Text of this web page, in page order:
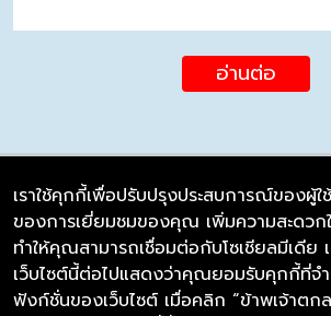
อ่านต่อ
บริษัท ซิมลิงค์ จำกัด
98/226 Bangrakyai-Baanmai Road,
Bangyai, Nonthaburi 11140
เราใช้คุกกี้เพื่อปรับปรุงประสบการณ์ของผู้ใ
ของการเยี่ยมชมของคุณ เพิ่มความสะดวก
ทำให้คุณสามารถเชื่อมต่อกับโซเชียลมีเดีย
เว็บไซต์นี้ต่อไปแสดงว่าคุณยอมรับคุกกี้ที่จำ
ฟังก์ชั่นของเว็บไซต์ เมื่อคลิก “ข้าพเจ้าตก